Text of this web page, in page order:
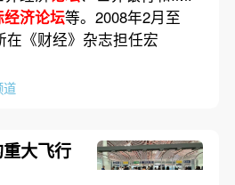
济论坛等。2008年2月至
在《财经》杂志担任宏
道
大飞行